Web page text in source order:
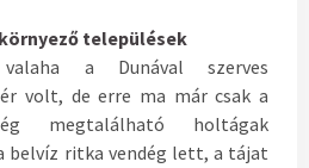
települések
a Dunával szerves
volt, de erre ma már csak a
megtalálható holtágak
belvíz ritka vendég lett, a tájat